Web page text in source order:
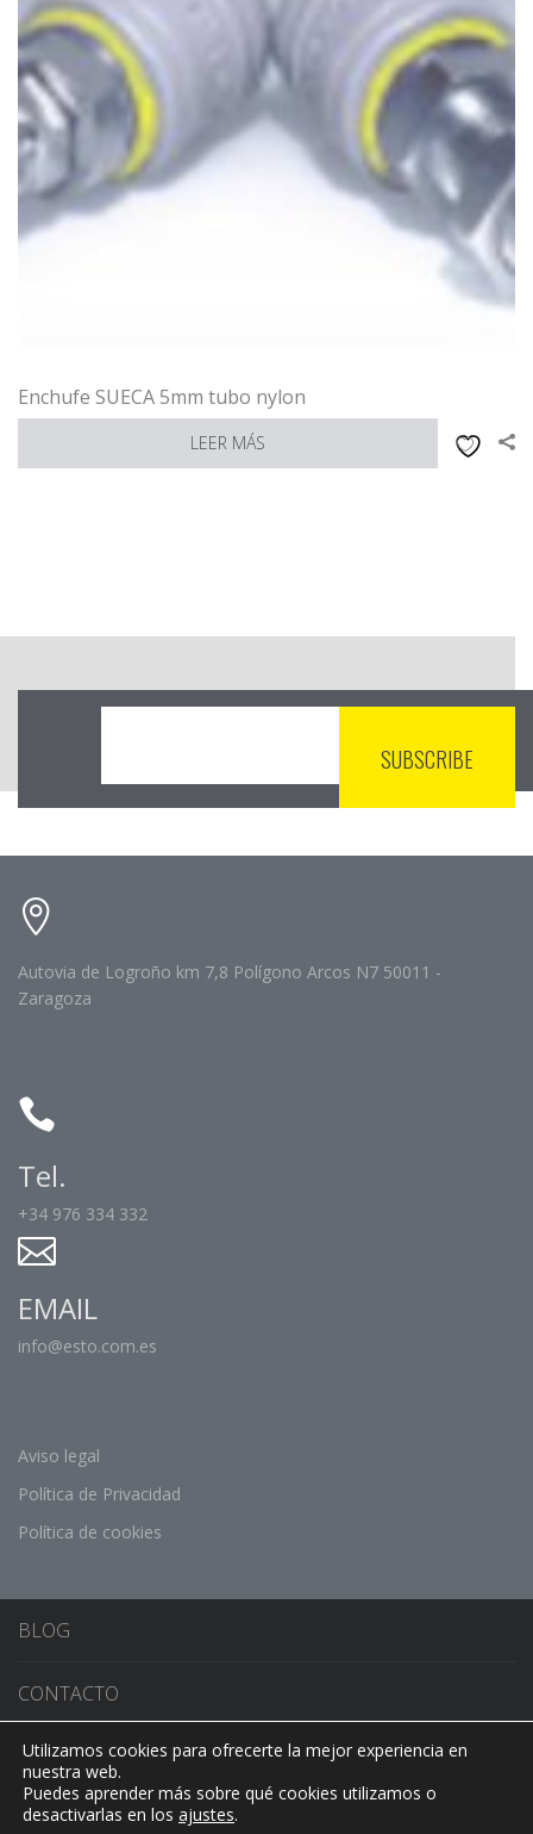
Enchufe SUECA 5mm tubo nylon
LEER MÁS
Autovia de Logroño km 7,8 Polígono Arcos N7 50011 -
Zaragoza
Tel.
+34 976 334 332
EMAIL
info@esto.com.es
Aviso legal
Política de Privacidad
Política de cookies
BLOG
CONTACTO
CONMUTADOR DE IDIOMA
Utilizamos cookies para ofrecerte la mejor experiencia en
nuestra web.
Puedes aprender más sobre qué cookies utilizamos o
desactivarlas en los ajustes.